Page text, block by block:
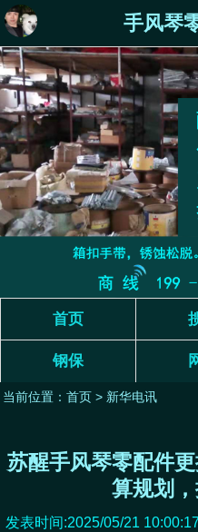
手风琴
首页
钢保
当前位置： 首页> 新华电讯
苏醒手风琴零配件
算规划
发表时间:2025/05/21